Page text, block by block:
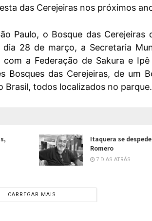
das Cerejeiras nos próximos
Paulo, o Bosque das Cerejeiras
28 de março, a Secretaria
a Federação de Sakura e
Bosques das Cerejeiras, de um
Brasil, todos localizados no parque.
Itaquera se
Romero
7 DIAS ATRÁS
CARREGAR MAIS